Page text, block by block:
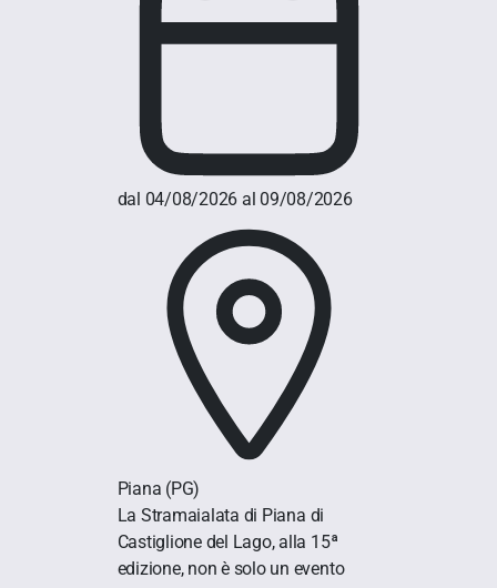
dal 04/08/2026 al 09/08/2026
Piana (PG)
La Stramaialata di Piana di
Castiglione del Lago, alla 15ª
edizione, non è solo un evento